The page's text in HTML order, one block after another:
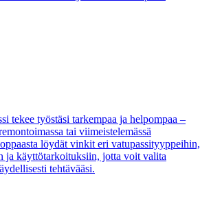
tekee työstäsi tarkempaa ja helpompaa –
tai viimeistelemässä
löydät vinkit eri vatupassityyppeihin,
ja käyttötarkoituksiin, jotta voit valita
tehtävääsi.